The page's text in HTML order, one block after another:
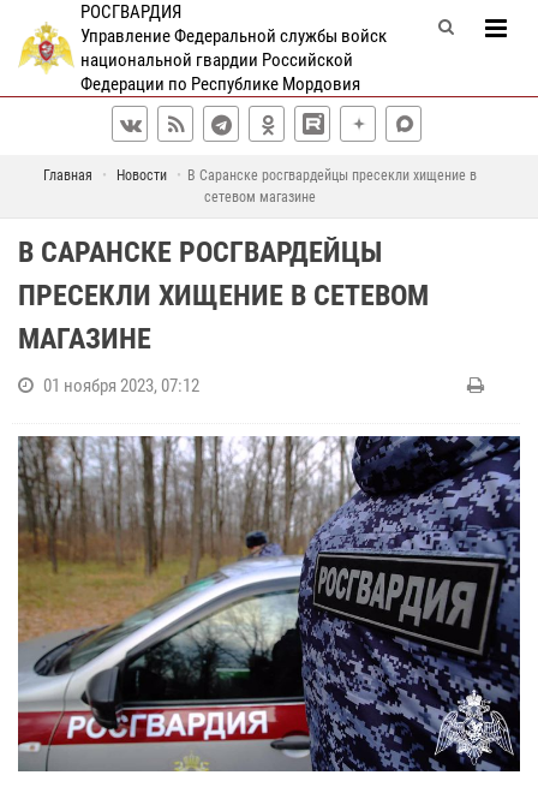
РОСГВАРДИЯ
Управление Федеральной службы войск
национальной гвардии Российской
Федерации по Республике Мордовия
Главная Новости
В Саранске росгвардейцы пресекли хищение в
сетевом магазине
В САРАНСКЕ РОСГВАРДЕЙЦЫ
ПРЕСЕКЛИ ХИЩЕНИЕ В СЕТЕВОМ
МАГАЗИНЕ
01 ноября 2023, 07:12